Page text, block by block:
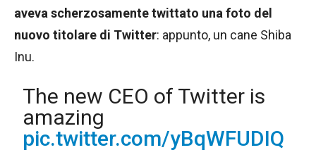
aveva scherzosamente twittato una foto del
nuovo titolare di Twitter: appunto, un cane Shiba
Inu.
The new CEO of Twitter is
amazing
pic.twitter.com/yBqWFUDIQ